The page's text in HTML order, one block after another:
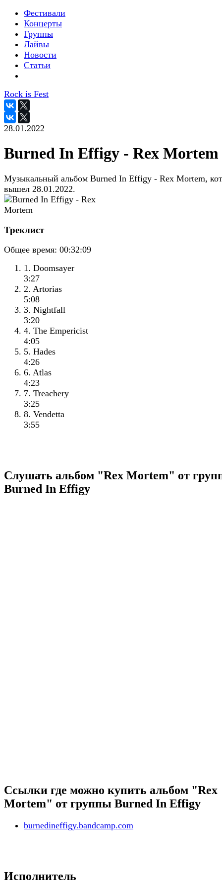
Фестивали
Концерты
Группы
Лайвы
Новости
Статьи
Rock is Fest
28.01.2022
Burned In Effigy - Rex Mortem
Музыкальный альбом Burned In Effigy - Rex Mortem,
вышел 28.01.2022.
Треклист
Общее время: 00:32:09
1. Doomsayer
3:27
2. Artorias
5:08
3. Nightfall
3:20
4. The Empericist
4:05
5. Hades
4:26
6. Atlas
4:23
7. Treachery
3:25
8. Vendetta
3:55
Слушать альбом "Rex Mortem" от
Burned In Effigy
Ссылки где можно купить альбом "Rex
Mortem" от группы Burned In Effigy
burnedineffigy.bandcamp.com
Исполнитель